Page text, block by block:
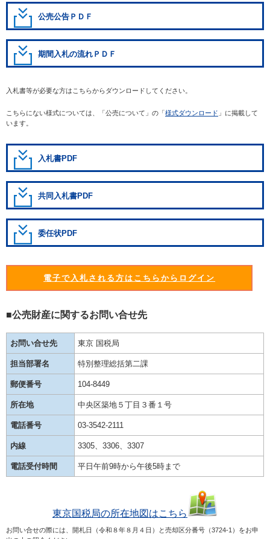
公売公告ＰＤＦ
期間入札の流れＰＤＦ
入札書等が必要な方はこちらからダウンロードしてください。
こちらにない様式については、「公売について」の「様式ダウンロード 」に掲載して
います。
入札書PDF
共同入札書PDF
委任状PDF
電子で入札される方はこちらからログイン
■公売財産に関するお問い合せ先
お問い合せ先 東京 国税局
担当部署名 特別整理総括第二課
郵便番号 104-8449
所在地 中央区築地５丁目３番１号
電話番号 03-3542-2111
内線 3305、3306、3307
電話受付時間 平日午前9時から午後5時まで
東京国税局の所在地図はこちら
お問い合せの際には、開札日（令和８年８月４日）と売却区分番号（3724-1）をお申